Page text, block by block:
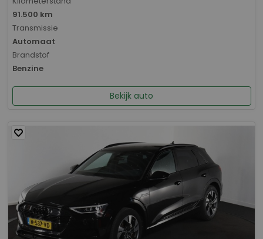
91.500 km
Transmissie
Automaat
Brandstof
Benzine
Bekijk auto